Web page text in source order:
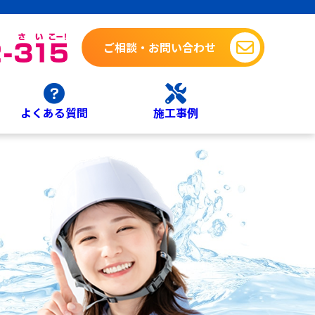
ご相談・お問い合わせ
よくある質問 施工事例